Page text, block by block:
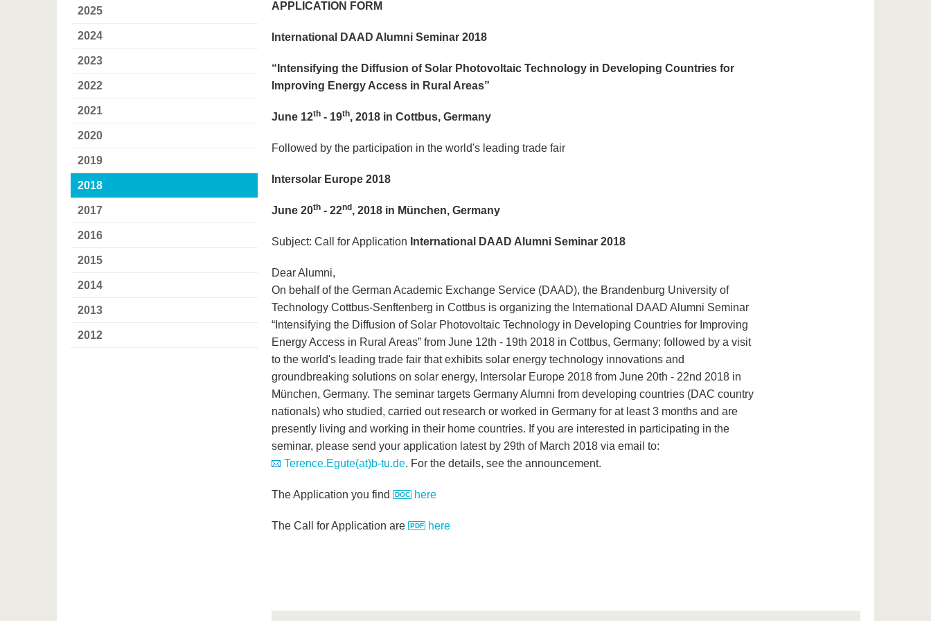
2025
2024
2023
2022
2021
2020
2019
2018
2017
2016
2015
2014
2013
2012
APPLICATION FORM
International DAAD Alumni Seminar 2018
“ Intensifying the Diffusion of Solar Photovoltaic Technology in Developing Countries for
Improving Energy Access in Rural Areas”
June 12th - 19th, 2018 in Cottbus, Germany
Followed by the participation in the world's leading trade fair
Intersolar Europe 2018
June 20th - 22nd , 2018 in München, Germany
Subject: Call for Application International DAAD Alumni Seminar 2018
Dear Alumni,
On behalf of the German Academic Exchange Service (DAAD), the Brandenburg University of
Technology Cottbus-Senftenberg in Cottbus is organizing the International DAAD Alumni Seminar
“Intensifying the Diffusion of Solar Photovoltaic Technology in Developing Countries for Improving
Energy Access in Rural Areas” from June 12th - 19th 2018 in Cottbus, Germany; followed by a visit
to the world's leading trade fair that exhibits solar energy technology innovations and
groundbreaking solutions on solar energy, Intersolar Europe 2018 from June 20th - 22nd 2018 in
München, Germany. The seminar targets Germany Alumni from developing countries (DAC country
nationals) who studied, carried out research or worked in Germany for at least 3 months and are
presently living and working in their home countries. If you are interested in participating in the
seminar, please send your application latest by 29th of March 2018 via email to:
Terence.Egute(at)b-tu.de. For the details, see the announcement.
The Application you find here
The Call for Application are here